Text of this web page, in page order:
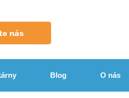
nás
Blog O nás